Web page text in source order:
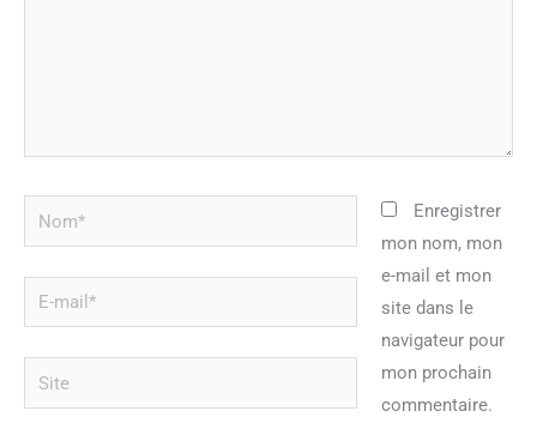
Nom*
mail*
Site
Enregistrer
mon nom, mon
e-mail et mon
site dans le
navigateur pour
mon prochain
commentaire.